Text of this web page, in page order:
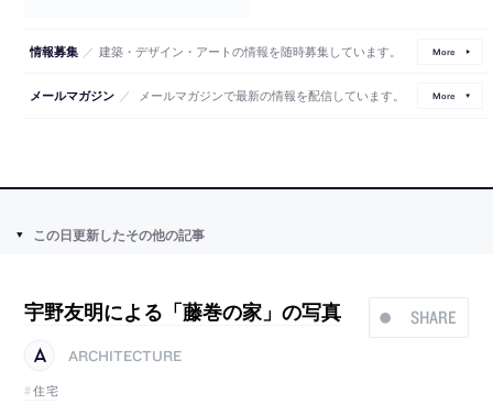
情報募集 ／ 建築・デザイン・アートの情報を随時募集しています。 More
メールマガジン ／ メールマガジンで最新の情報を配信しています。 More
この日更新したその他の記事
SHARE
宇野友明による「藤巻の家」の写真
ARCHITECTURE
住宅